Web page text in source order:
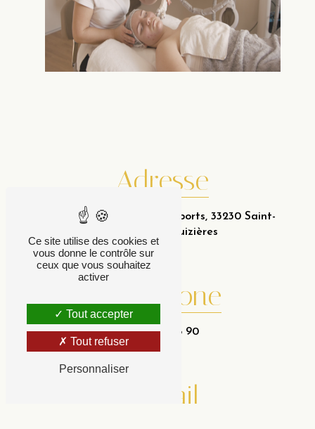
Adresse
34 Avenue du Parc des Sports, 33230 Saint-
Médard-de-Guizières
Téléphone
06 95 11 78 90
E-mail
Ce site utilise des cookies et
vous donne le contrôle sur
ceux que vous souhaitez
activer
Tout accepter
Tout refuser
Personnaliser